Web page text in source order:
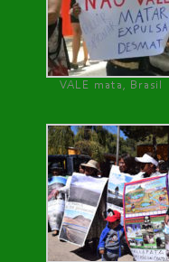
VALE mata, Brasil